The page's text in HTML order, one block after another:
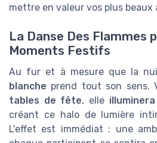
mettre en valeur vos plus beaux
La Danse Des Flammes
Moments Festifs
Au fur et à mesure que la
blanche prend tout son sens.
tables de fête, elle
créant ce halo de lumière
L'effet est immédiat : une